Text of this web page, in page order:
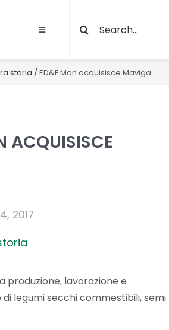
Toggle
Cerca
per:
storia /ED&F Man acquisisce Maviga
ACQUISISCE
2017
produzione, lavorazione e
legumi secchi commestibili, semi